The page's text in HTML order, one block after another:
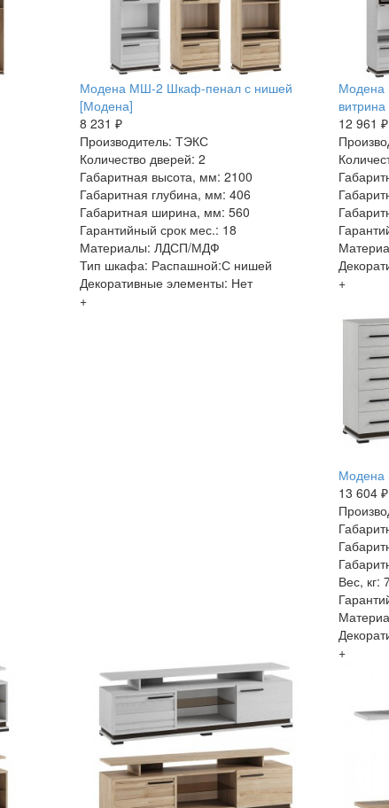
Модена МШ-2 Шкаф-пенал с нишей
[Модена]
8 231 ₽
Производитель: ТЭКС
Количество дверей: 2
Габаритная высота, мм: 2100
Габаритная глубина, мм: 406
Габаритная ширина, мм: 560
Гарантийный срок мес.: 18
Материалы: ЛДСП/МДФ
Тип шкафа: Распашной:С нишей
Декоративные элементы: Нет
+
Модена
12 961 ₽
+
Модена
13 604 ₽
Вес, кг:
+